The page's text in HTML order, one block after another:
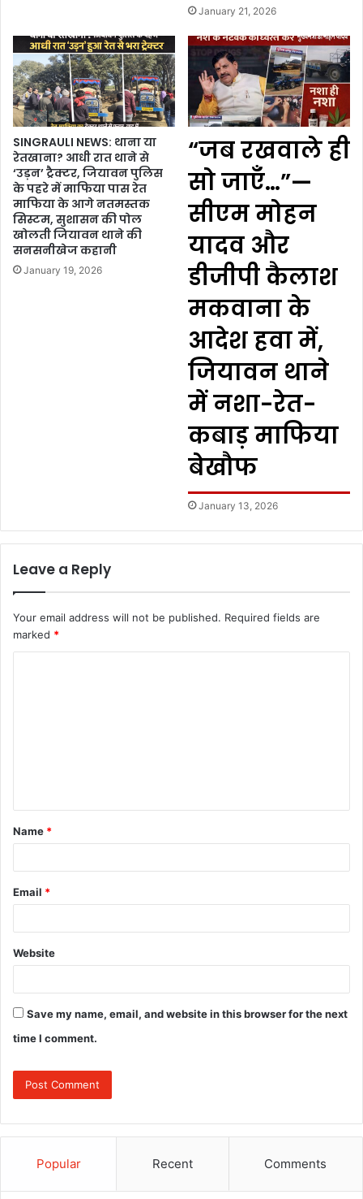
January 21, 2026
SINGRAULI NEWS: थाना या
रेतखाना? आधी रात थाने से
‘उड़न’ ट्रैक्टर, जियावन पुलिस
के पहरे में माफिया पास रेत
माफिया के आगे नतमस्तक
सिस्टम, सुशासन की पोल
खोलती जियावन थाने की
सनसनीखेज कहानी
January 19, 2026
“जब रखवाले ही
सो जाएँ…”—
सीएम मोहन
यादव और
डीजीपी कैलाश
मकवाना के
आदेश हवा में,
जियावन थाने
में नशा-रेत-
कबाड़ माफिया
बेखौफ
January 13, 2026
Leave a Reply
Your email address will not be published. Required fields are
marked *
t
*
Name *
Email *
Website
Save my name, email, and website in this browser for the next
time I comment.
Popular Recent Comments